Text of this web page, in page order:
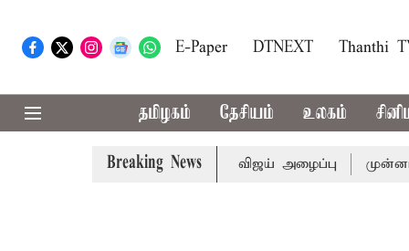
E-Paper DTNEXT Thanthi
தமிழகம் தேசியம் உலகம்
Breaking News
முதல்-அமைச்சர் விஜய் அழைப்பு முன்னாள்